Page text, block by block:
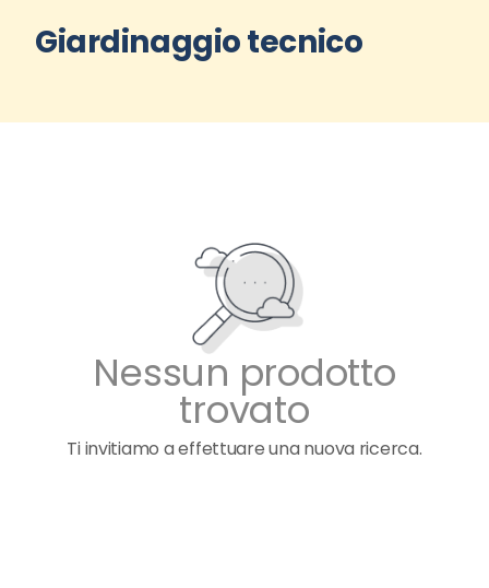
Giardinaggio tecnico
Nessun prodotto
trovato
Ti invitiamo a effettuare una nuova ricerca.